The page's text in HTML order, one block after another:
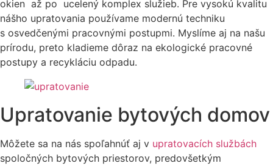
okien až po ucelený komplex služieb. Pre vysokú kvalitu
nášho upratovania používame modernú techniku
s osvedčenými pracovnými postupmi. Myslíme aj na našu
prírodu, preto kladieme dôraz na ekologické pracovné
postupy a recykláciu odpadu.
Upratovanie bytových domov
Môžete sa na nás spoľahnúť aj v upratovacích službách
spoločných bytových priestorov, predovšetkým